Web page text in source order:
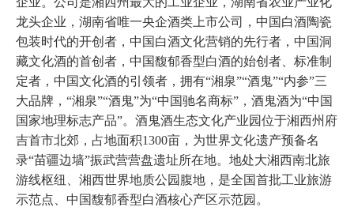
龙头企业，湖南省唯一央企酒类上市公司，中国白酒陶瓷
包装时代的开创者，中国白酒文化营销的先行者，中国洞
藏文化酒的首创者，中国馥郁香型白酒的始创者、标准制
定者，中国文化酒的引领者，拥有“湘泉”“酒鬼”“内参”三
大品牌，“湘泉”“酒鬼”为“中国驰名商标”，酒鬼酒为“中国
国家地理标志产品”。酒鬼酒生态文化产业园位于湘西州府
吉首市北郊，占地面积1300亩，为世界文化遗产预备名
录“苗疆边墙”振武营营盘遗址所在地。地处大湘西南北旅
游线枢纽、湘西世界地质公园腹地，是全国首批工业旅游
示范点、中国馥郁香型白酒核心产区示范园。